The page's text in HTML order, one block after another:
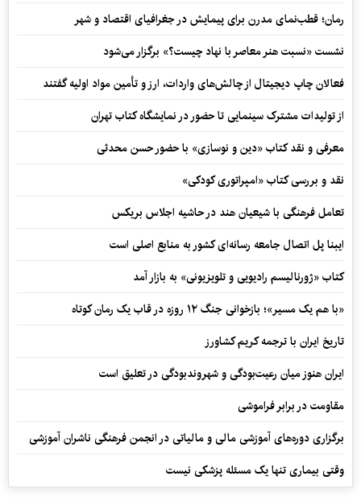
رمان؛ قطب‌نمای مدرن برای پیمایش در جغرافیای اقتصاد و شهر
نشست «نسبت هنر معاصر با نهاد چیست؟» برگزار می‌شود
فعالان چاپ دیجیتال از چالش‌های واردات، ارز و تأمین مواد اولیه گفتند
از تولیدات مشترک سینمایی تا حضور در نمایشگاه کتاب تهران
معرفی و نقد کتاب «دین و نوسازی» با حضور حسن محدثی
نقد و بررسی کتاب «امپراتوری کودکی»
تعامل فرهنگی با شیعیان هند در حاشیه اجلاس بریکس
ایبنا پل اتصال جامعه رسانه‌ای کشور به منابع اصلی است
کتاب «ژورنالیسم رادیویی و تلویزیونی» به بازار آمد
«با هم یک مسیر»؛ بازخوانی جنگ ۱۲ روزه در قاب یک رمان کوتاه
تاریخ ایران با ترجمه کریم کشاورز
ایران هنوز میان رعیت‌بودگی و شهروندبودگی در تعلیق است
مقاومت در برابر فراموشی
برگزاری دوره‌های آموزشی مالی و مالیاتی در انجمن فرهنگی ناشران آموزشی
وقتی بیماری تنها یک مسئله پزشکی نیست